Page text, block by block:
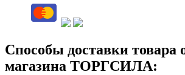
Способы доставки товара
магазина ТОРГСИЛА: